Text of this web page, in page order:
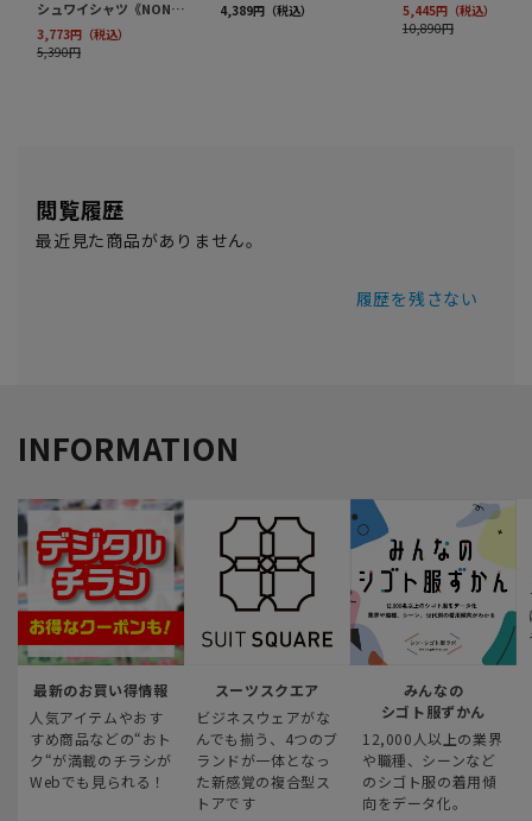
閲覧履歴
最近見た商品がありません。
履歴を残さない
INFORMATION
最新のお買い得情報
人気アイテムやおす
すめ商品などの“おト
ク“が満載のチラシが
Webでも見られる！
スーツスクエア
ビジネスウェアがな
んでも揃う、4つのブ
ランドが一体となっ
た新感覚の複合型ス
トアです
みんなの
シゴト服ずかん
12,000人以上の業界
や職種、シーンなど
のシゴト服の着用傾
向をデータ化。